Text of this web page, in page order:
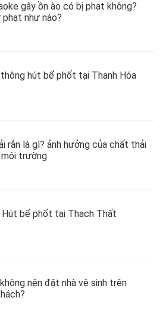
gây ồn ào có bị phạt không?
như nào?
thông hút bể phốt tại Thanh Hóa
rắn là gì? ảnh hưởng của chất thải
trường
Hút bể phốt tại Thạch Thất
nên đặt nhà vệ sinh trên